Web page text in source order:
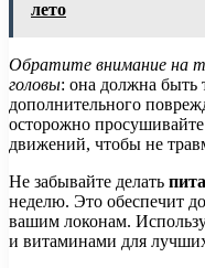
лето
Обратите внимание на
головы: она должна быть
дополнительного
осторожно
движений, чтобы не
Не забывайте делать
неделю. Это обеспечит
вашим локонам.
и витаминами для лучших